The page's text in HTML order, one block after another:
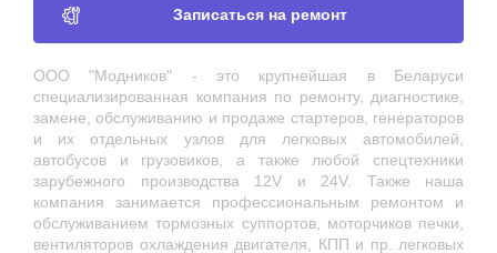
Записаться на ремонт
ООО "Модников" - это крупнейшая в Беларуси
специализированная компания по ремонту, диагностике,
замене, обслуживанию и продаже стартеров, генераторов
и их отдельных узлов для легковых автомобилей,
автобусов и грузовиков, а также любой спецтехники
зарубежного производства 12V и 24V. Также наша
компания занимается профессиональным ремонтом и
обслуживанием тормозных суппортов, моторчиков печки,
вентиляторов охлаждения двигателя, КПП и пр. легковых